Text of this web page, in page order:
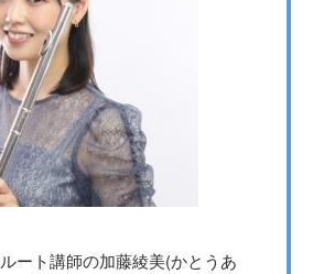
ート講師の加藤綾美(かとうあ